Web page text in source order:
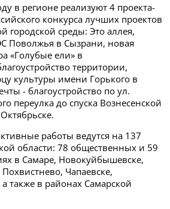
в регионе реализуют 4 проекта-
конкурса лучших проектов
городской среды: Это аллея,
Поволжья в Сызрани, новая
«Голубые ели» в
территории,
культуры имени Горького в
- благоустройство по ул.
переулка до спуска Вознесенской
работы ведутся на 137
области: 78 общественных и 59
в Самаре, Новокуйбышевске,
Чапаевске,
также в районах Самарской